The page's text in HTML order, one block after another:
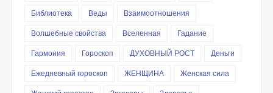
Библиотека
Веды
Взаимоотношения
Волшебные свойства
Вселенная
Гадание
Гармония
Гороскоп ДУХОВНЫЙ РОСТ
Деньги
Ежедневный гороскоп
ЖЕНЩИНА
Женская сила